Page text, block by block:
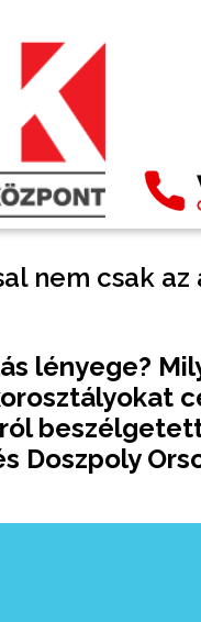
nem csak
lényege?
Doszpoly